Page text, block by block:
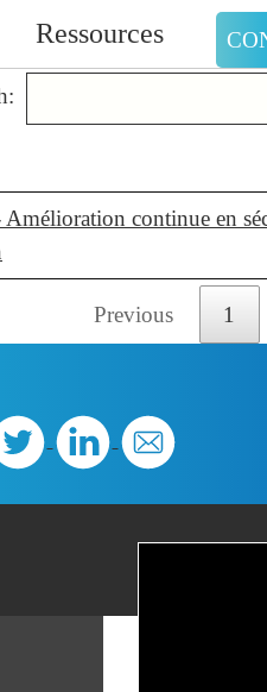
Ressources
continue en
Previous 1